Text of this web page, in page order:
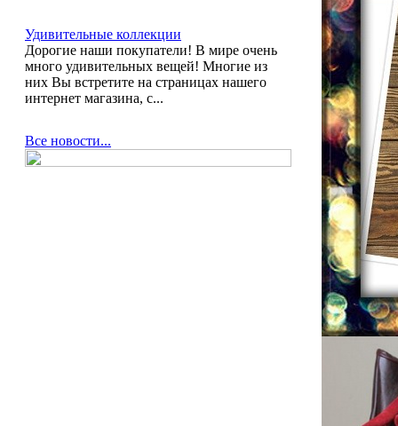
Удивительные коллекции
Дорогие наши покупатели! В мире очень
много удивительных вещей! Многие из
них Вы встретите на страницах нашего
интернет магазина, с...
Все новости...